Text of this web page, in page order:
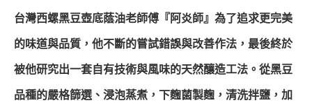
台灣西螺黑豆壺底蔭油老師傅『阿炎師』為了追求更完美
的味道與品質，他不斷的嘗試錯誤與改善作法，最後終於
被他研究出一套自有技術與風味的天然釀造工法。從黑豆
品種的嚴格篩選、浸泡蒸煮，下麴菌製麴，清洗拌鹽，加